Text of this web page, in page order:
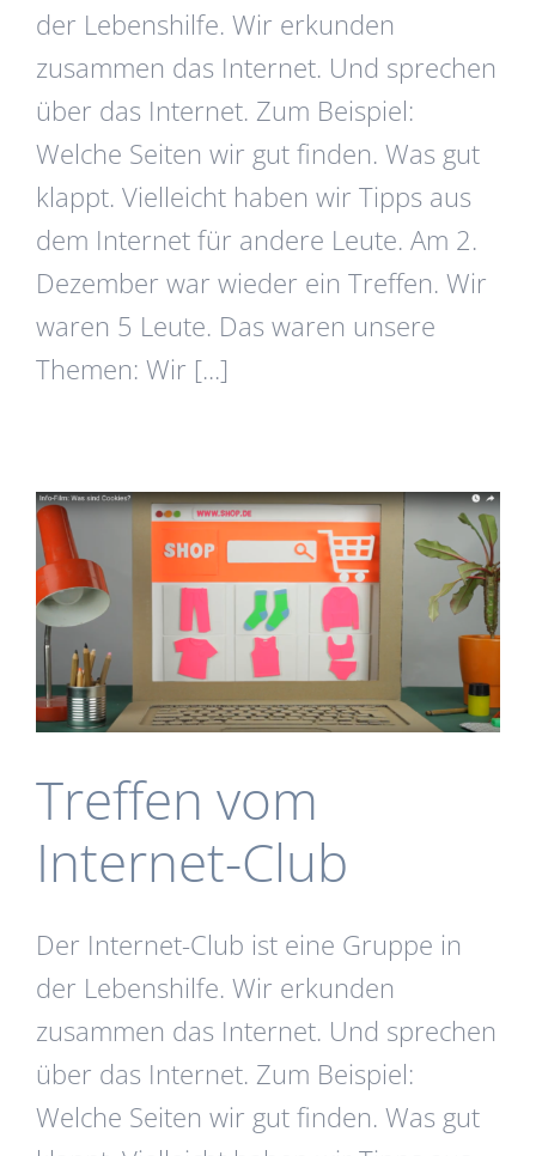
der Lebenshilfe. Wir erkunden
zusammen das Internet. Und sprechen
über das Internet. Zum Beispiel:
Welche Seiten wir gut finden. Was gut
klappt. Vielleicht haben wir Tipps aus
dem Internet für andere Leute. Am 2.
Dezember war wieder ein Treffen. Wir
waren 5 Leute. Das waren unsere
Themen: Wir [...]
Treffen vom
Internet-Club
Der Internet-Club ist eine Gruppe in
der Lebenshilfe. Wir erkunden
zusammen das Internet. Und sprechen
über das Internet. Zum Beispiel:
Welche Seiten wir gut finden. Was gut